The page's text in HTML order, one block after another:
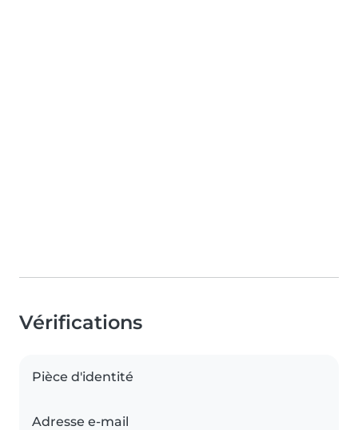
Vérifications
Pièce d'identité
Adresse e-mail